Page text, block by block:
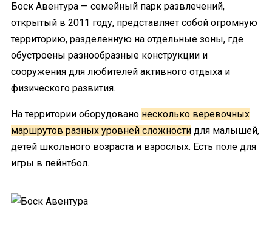
Боск Авентура — семейный парк развлечений,
открытый в 2011 году, представляет собой огромную
территорию, разделенную на отдельные зоны, где
обустроены разнообразные конструкции и
сооружения для любителей активного отдыха и
физического развития.
На территории оборудовано несколько веревочных
маршрутов разных уровней сложности для малышей,
детей школьного возраста и взрослых. Есть поле для
игры в пейнтбол.